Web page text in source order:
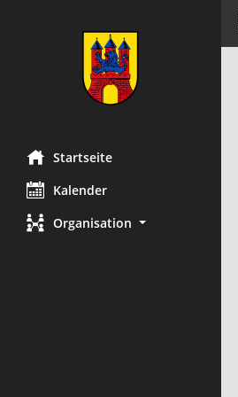
Startseite
Kalender
Organisation